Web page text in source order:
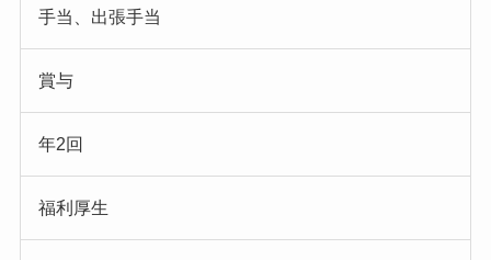
手当、出張手当
賞与
年2回
福利厚生